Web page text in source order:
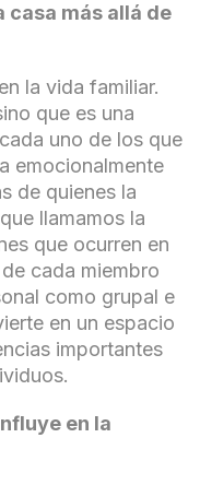
casa más allá de
la vida familiar.
que es una
uno de los que
emocionalmente
de quienes la
llamamos la
que ocurren en
cada miembro
como grupal e
en un espacio
importantes
en la